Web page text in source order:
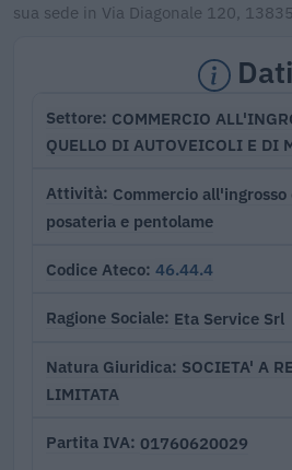
sua sede in Via Diagonale 120,
Dati
Settore COMMERCIO
QUELLO DI AUTOVEICOLI E DI
Attività Commercio
posateria e pentolame
Codice Ateco 46.44.4
Ragione Sociale Eta Service Srl
Natura Giuridica SOCIETA' A
LIMITATA
Partita IVA 01760620029